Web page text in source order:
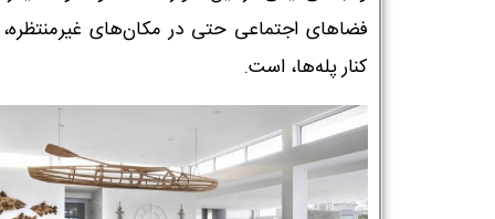
فضاهای اجتماعی حتی در مکان‌های غیرمنتظره،
کنار پله‌ها، است.